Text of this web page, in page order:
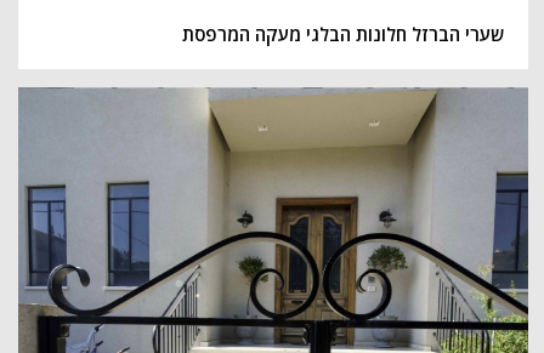
שערי הברזל חלונות הבלגי מעקה המרפסת